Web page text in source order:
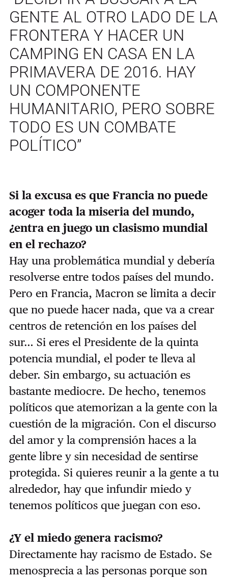
GENTE AL OTRO LADO DE LA
FRONTERA Y HACER UN
CAMPING EN CASA EN LA
PRIMAVERA DE 2016. HAY
UN COMPONENTE
HUMANITARIO, PERO SOBRE
TODO ES UN COMBATE
POLÍTICO”
Si la excusa es que Francia no puede
acoger toda la miseria del mundo,
¿entra en juego un clasismo mundial
en el rechazo?
Hay una problemática mundial y debería
resolverse entre todos países del mundo.
Pero en Francia, Macron se limita a decir
que no puede hacer nada, que va a crear
centros de retención en los países del
sur… Si eres el Presidente de la quinta
potencia mundial, el poder te lleva al
deber. Sin embargo, su actuación es
bastante mediocre. De hecho, tenemos
políticos que atemorizan a la gente con la
cuestión de la migración. Con el discurso
del amor y la comprensión haces a la
gente libre y sin necesidad de sentirse
protegida. Si quieres reunir a la gente a tu
alrededor, hay que infundir miedo y
tenemos políticos que juegan con eso.
¿Y el miedo genera racismo?
Directamente hay racismo de Estado. Se
menosprecia a las personas porque son